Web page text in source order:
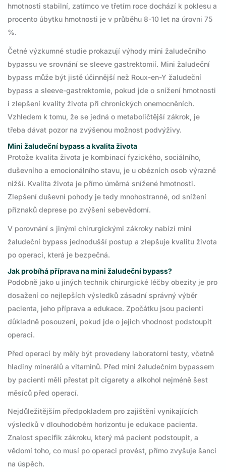
hmotnosti stabilní, zatímco ve třetím roce dochází k poklesu a
procento úbytku hmotnosti je v průběhu 8-10 let na úrovni 75
%.
Četné výzkumné studie prokazují výhody mini žaludečního
bypassu ve srovnání se sleeve gastrektomií. Mini žaludeční
bypass může být jistě účinnější než Roux-en-Y žaludeční
bypass a sleeve-gastrektomie, pokud jde o snížení hmotnosti
i zlepšení kvality života při chronických onemocněních.
Vzhledem k tomu, že se jedná o metaboličtější zákrok, je
třeba dávat pozor na zvýšenou možnost podvýživy.
Mini žaludeční bypass a kvalita života
Protože kvalita života je kombinací fyzického, sociálního,
duševního a emocionálního stavu, je u obézních osob výrazně
nižší. Kvalita života je přímo úměrná snížené hmotnosti.
Zlepšení duševní pohody je tedy mnohostranné, od snížení
příznaků deprese po zvýšení sebevědomí.
V porovnání s jinými chirurgickými zákroky nabízí mini
žaludeční bypass jednodušší postup a zlepšuje kvalitu života
po operaci, která je bezpečná.
Jak probíhá příprava na mini žaludeční bypass?
Podobně jako u jiných technik chirurgické léčby obezity je pro
dosažení co nejlepších výsledků zásadní správný výběr
pacienta, jeho příprava a edukace. Zpočátku jsou pacienti
důkladně posouzeni, pokud jde o jejich vhodnost podstoupit
operaci.
Před operací by měly být provedeny laboratorní testy, včetně
hladiny minerálů a vitaminů. Před mini žaludečním bypassem
by pacienti měli přestat pít cigarety a alkohol nejméně šest
měsíců před operací.
Nejdůležitějším předpokladem pro zajištění vynikajících
výsledků v dlouhodobém horizontu je edukace pacienta.
Znalost specifik zákroku, který má pacient podstoupit, a
vědomí toho, co musí po operaci provést, přímo zvyšuje šanci
na úspěch.